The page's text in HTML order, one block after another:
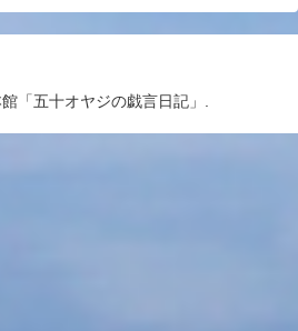
「五十オヤジの戯言日記」.